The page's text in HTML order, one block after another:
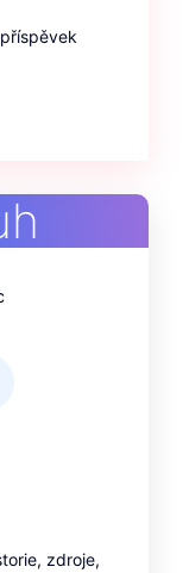
zdroje,